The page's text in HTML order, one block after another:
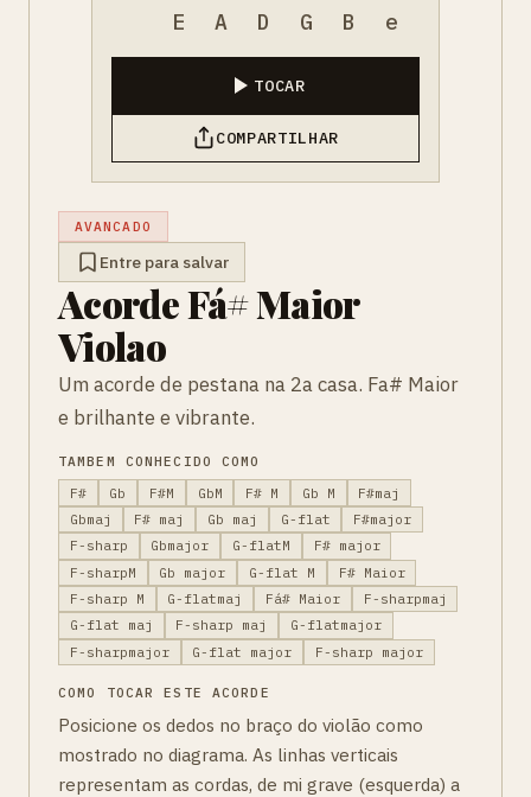
E A D G B e
TOCAR
COMPARTILHAR
AVANCADO
Entre para salvar
Acorde Fá# Maior
Violao
Um acorde de pestana na 2a casa. Fa# Maior
e brilhante e vibrante.
TAMBEM CONHECIDO COMO
F#
Gb F#M GbM F# M Gb M
F#maj
Gbmaj
F# maj Gb maj G-flat
F#major
F-sharp
Gbmajor G-flatM
F# major
F-sharpM
Gb major G-flat M
F# Maior
F-sharp M
G-flatmaj Fá# Maior
F-sharpmaj
G-flat maj
F-sharp maj
G-flatmajor
F-sharpmajor
G-flat major F-sharp major
COMO TOCAR ESTE ACORDE
Posicione os dedos no braço do violão como
mostrado no diagrama. As linhas verticais
representam as cordas, de mi grave (esquerda) a